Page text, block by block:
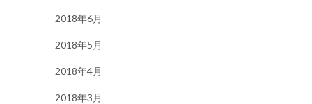
2018年6月
2018年5月
2018年4月
2018年3月